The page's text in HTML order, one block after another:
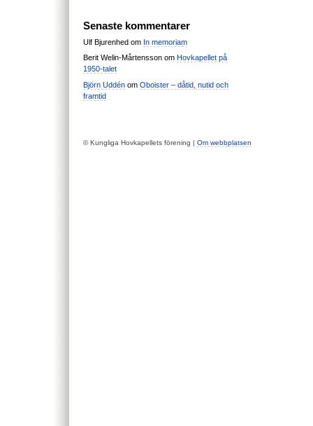
Senaste kommentarer
Ulf Bjurenhed om In memoriam
Berit Welin-Mårtensson om Hovkapellet på
1950-talet
Björn Uddén om Oboister – dåtid, nutid och
framtid
© Kungliga Hovkapellets förening | Om webbplatsen